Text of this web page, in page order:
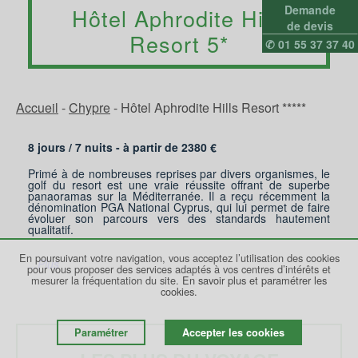
Demande
de devis
✆ 01 55 37 37 40
Hôtel Aphrodite Hills
Resort 5*
Accueil -Chypre- Hôtel Aphrodite Hills Resort *****
8 jours / 7 nuits - à partir de 2380 €
Primé à de nombreuses reprises par divers organismes, le
golf du resort est une vraie réussite offrant de superbe
panaoramas sur la Méditerranée. Il a reçu récemment la
dénomination PGA National Cyprus, qui lui permet de faire
évoluer son parcours vers des standards hautement
qualitatif.
...Plus
En poursuivant votre navigation, vous acceptez l’utilisation des cookies
pour vous proposer des services adaptés à vos centres d’intérêts et
mesurer la fréquentation du site. En savoir plus et paramétrer les
cookies.
Paramétrer Accepter les cookies